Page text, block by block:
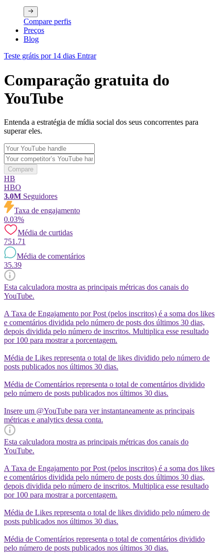
Compare perfis
Preços
Blog
Teste grátis por 14 dias Entrar
Comparação gratuita do
YouTube
Entenda a estratégia de mídia social dos seus concorrentes para
superar eles.
Compare
HB
HBO
3.0M Seguidores
Taxa de engajamento
0.03%
Média de curtidas
751.71
Média de comentários
35.39
Esta calculadora mostra as principais métricas dos canais do
YouTube.
A Taxa de Engajamento por Post (pelos inscritos) é a soma dos likes
e comentários dividida pelo número de posts dos últimos 30 dias,
depois dividida pelo número de inscritos. Multiplica esse resultado
por 100 para mostrar a porcentagem.
Média de Likes representa o total de likes dividido pelo número de
posts publicados nos últimos 30 dias.
Média de Comentários representa o total de comentários dividido
pelo número de posts publicados nos últimos 30 dias.
Insere um @YouTube para ver instantaneamente as principais
métricas e analytics dessa conta.
Esta calculadora mostra as principais métricas dos canais do
YouTube.
A Taxa de Engajamento por Post (pelos inscritos) é a soma dos likes
e comentários dividida pelo número de posts dos últimos 30 dias,
depois dividida pelo número de inscritos. Multiplica esse resultado
por 100 para mostrar a porcentagem.
Média de Likes representa o total de likes dividido pelo número de
posts publicados nos últimos 30 dias.
Média de Comentários representa o total de comentários dividido
pelo número de posts publicados nos últimos 30 dias.